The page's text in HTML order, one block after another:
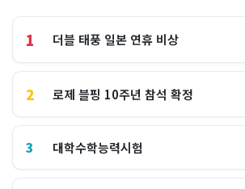
1 더블 태풍 일본 연휴 비상
2 로제 블핑 10주년 참석 확정
3 대학수학능력시험